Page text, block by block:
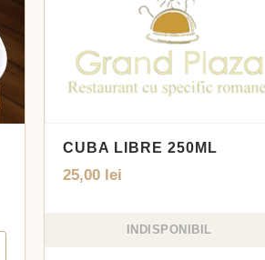
CUBA LIBRE 250ML
25,00 lei
INDISPONIBIL